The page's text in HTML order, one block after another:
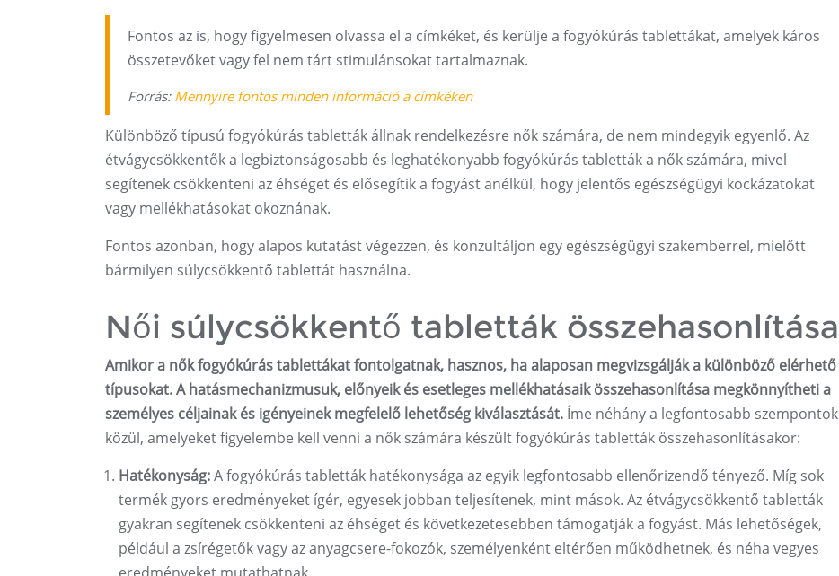
Fontos az is, hogy figyelmesen olvassa el a címkéket, és kerülje a fogyókúrás tablettákat, amelyek káros
összetevőket vagy fel nem tárt stimulánsokat tartalmaznak.
Forrás: Mennyire fontos minden információ a címkéken
Különböző típusú fogyókúrás tabletták állnak rendelkezésre nők számára, de nem mindegyik egyenlő. Az
étvágycsökkentők a legbiztonságosabb és leghatékonyabb fogyókúrás tabletták a nők számára, mivel
segítenek csökkenteni az éhséget és elősegítik a fogyást anélkül, hogy jelentős egészségügyi kockázatokat
vagy mellékhatásokat okoznának.
Fontos azonban, hogy alapos kutatást végezzen, és konzultáljon egy egészségügyi szakemberrel, mielőtt
bármilyen súlycsökkentő tablettát használna.
Női súlycsökkentő tabletták összehasonlítása
Amikor a nők fogyókúrás tablettákat fontolgatnak, hasznos, ha alaposan megvizsgálják a különböző elérhető
típusokat. A hatásmechanizmusuk, előnyeik és esetleges mellékhatásaik összehasonlítása megkönnyítheti a
személyes céljainak és igényeinek megfelelő lehetőség kiválasztását. Íme néhány a legfontosabb szempontok
közül, amelyeket figyelembe kell venni a nők számára készült fogyókúrás tabletták összehasonlításakor:
Hatékonyság:A fogyókúrás tabletták hatékonysága az egyik legfontosabb ellenőrizendő tényező. Míg sok
termék gyors eredményeket ígér, egyesek jobban teljesítenek, mint mások. Az étvágycsökkentő tabletták
gyakran segítenek csökkenteni az éhséget és következetesebben támogatják a fogyást. Más lehetőségek,
például a zsírégetők vagy az anyagcsere-fokozók, személyenként eltérően működhetnek, és néha vegyes